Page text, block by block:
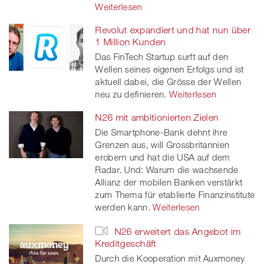
Weiterlesen
Revolut expandiert und hat nun über
1 Million Kunden
Das FinTech Startup surft auf den
Wellen seines eigenen Erfolgs und ist
aktuell dabei, die Grösse der Wellen
neu zu definieren. Weiterlesen
N26 mit ambitionierten Zielen
Die Smartphone-Bank dehnt ihre
Grenzen aus, will Grossbritannien
erobern und hat die USA auf dem
Radar. Und: Warum die wachsende
Allianz der mobilen Banken verstärkt
zum Thema für etablierte Finanzinstitute
werden kann. Weiterlesen
N26 erweitert das Angebot im
Kreditgeschäft
Durch die Kooperation mit Auxmoney